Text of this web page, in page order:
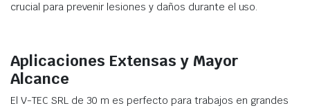
crucial para prevenir lesiones y daños durante el uso.
Aplicaciones Extensas y Mayor
Alcance
El V-TEC SRL de 30 m es perfecto para trabajos en grandes